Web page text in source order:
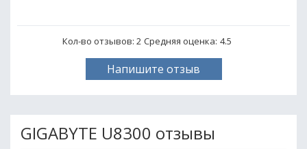
Кол-во отзывов: 2 Средняя оценка: 4.5
Напишите отзыв
GIGABYTE U8300 отзывы